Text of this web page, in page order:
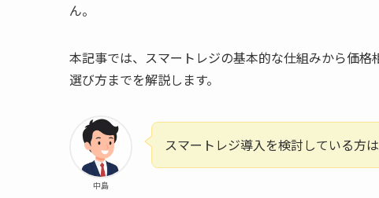
ん。
本記事では、スマートレジの基本的な仕組みから価
選び方までを解説します。
中島
スマートレジ導入を検討している方